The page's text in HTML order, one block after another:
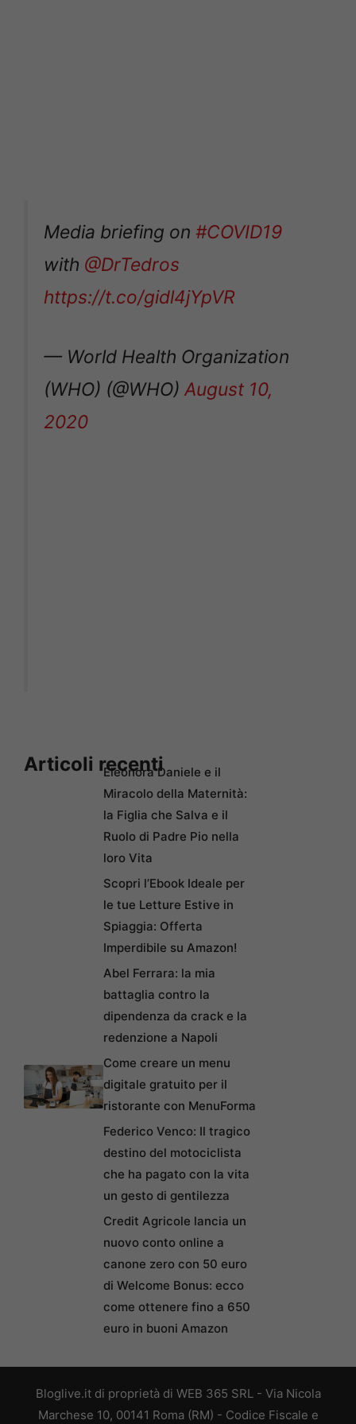
Media briefing on #COVID19
with @DrTedros
https://t.co/gidl4jYpVR
— World Health Organization
(WHO) (@WHO) August 10,
2020
Articoli recentiEleonora Daniele e il
Miracolo della Maternità:
la Figlia che Salva e il
Ruolo di Padre Pio nella
loro Vita
Scopri l’Ebook Ideale per
le tue Letture Estive in
Spiaggia: Offerta
Imperdibile su Amazon!
Abel Ferrara: la mia
battaglia contro la
dipendenza da crack e la
redenzione a Napoli
Come creare un menu
digitale gratuito per il
ristorante con MenuForma
Federico Venco: Il tragico
destino del motociclista
che ha pagato con la vita
un gesto di gentilezza
Credit Agricole lancia un
nuovo conto online a
canone zero con 50 euro
di Welcome Bonus: ecco
come ottenere fino a 650
euro in buoni Amazon
Bloglive.it di proprietà di WEB 365 SRL - Via Nicola
Marchese 10, 00141 Roma (RM) - Codice Fiscale e